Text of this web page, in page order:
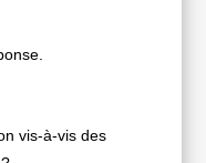
vis-à-vis des